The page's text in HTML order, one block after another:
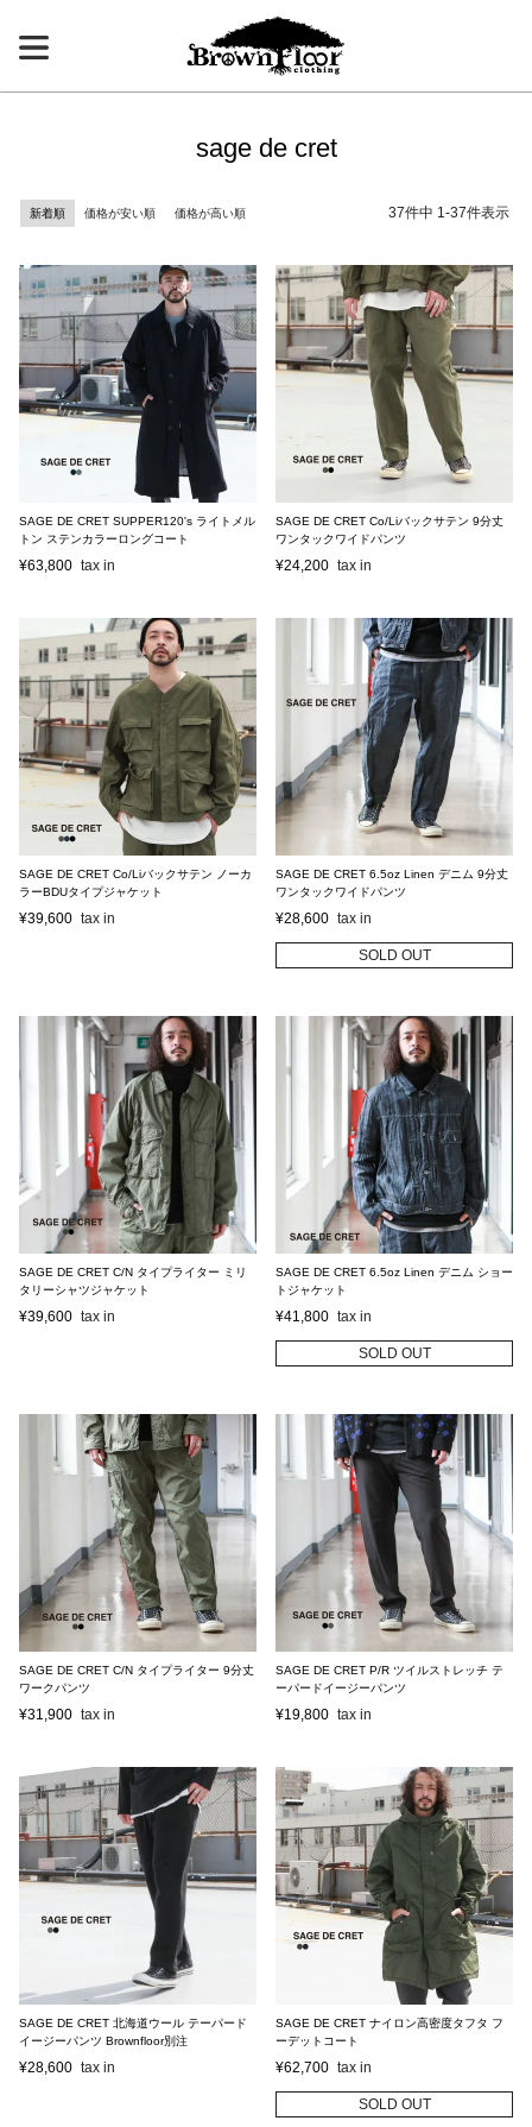
sage de cret
新着順 価格が安い順 価格が高い順 37件中 1-37件表示
SAGE DE CRET SUPPER120's ライトメル
トン ステンカラーロングコート
¥63,800
SAGE DE CRET Co/Liバックサテン 9分丈
ワンタックワイドパンツ
¥24,200
SAGE DE CRET Co/Liバックサテン ノーカ
ラーBDUタイプジャケット
¥39,600
SAGE DE CRET 6.5oz Linen デニム 9分丈
ワンタックワイドパンツ
¥28,600
SOLD OUT
SAGE DE CRET C/N タイプライター ミリ
タリーシャツジャケット
¥39,600
SAGE DE CRET 6.5oz Linen デニム ショー
トジャケット
¥41,800
SOLD OUT
SAGE DE CRET C/N タイプライター 9分丈
ワークパンツ
¥31,900
SAGE DE CRET P/R ツイルストレッチ テ
ーパードイージーパンツ
¥19,800
SAGE DE CRET 北海道ウール テーパード
イージーパンツ Brownfloor別注
¥28,600
SAGE DE CRET ナイロン高密度タフタ フ
ーデットコート
¥62,700
SOLD OUT